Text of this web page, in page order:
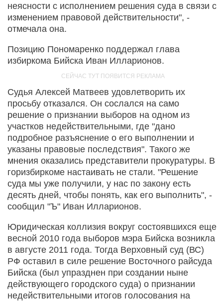
неясности с исполнением решения суда в связи с
изменением правовой действительности", -
отмечала она.
Позицию Пономаренко поддержал глава
избиркома Бийска Иван Илларионов.
Судья Алексей Матвеев удовлетворить их
просьбу отказался. Он сослался на само
решение о признании выборов на одном из
участков недействительными, где "дано
подробное разъяснение о его выполнении и
указаны правовые последствия". Такого же
мнения оказались представители прокуратуры. В
горизбиркоме настаивать не стали. "Решение
суда мы уже получили, у нас по закону есть
десять дней, чтобы понять, как его выполнить", -
сообщил "Ъ" Иван Илларионов.
Юридическая коллизия вокруг состоявшихся еще
весной 2010 года выборов мэра Бийска возникла
в августе 2011 года. Тогда Верховный суд (ВС)
РФ оставил в силе решение Восточного райсуда
Бийска (был упразднен при создании ныне
действующего городского суда) о признании
недействительными итогов голосования на